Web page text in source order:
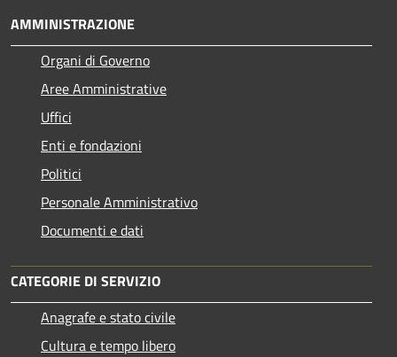
AMMINISTRAZIONE
Organi di Governo
Aree Amministrative
Uffici
Enti e fondazioni
Politici
Personale Amministrativo
Documenti e dati
CATEGORIE DI SERVIZIO
Anagrafe e stato civile
Cultura e tempo libero